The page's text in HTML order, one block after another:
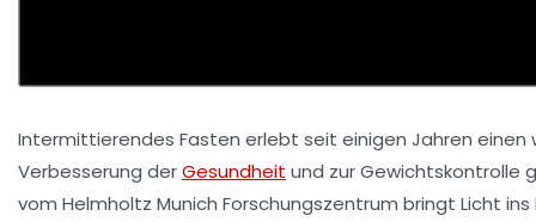
Intermittierendes Fasten erlebt seit einigen Jahren
Verbesserung derGesundheit und zur Gewichtskontrolle
vom Helmholtz Munich Forschungszentrum bringt Licht